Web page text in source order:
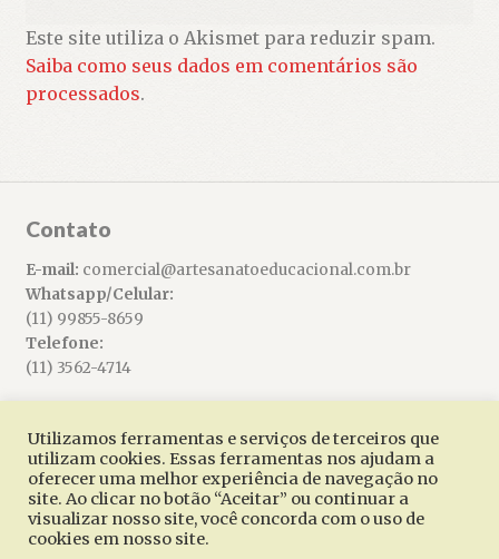
Este site utiliza o Akismet para reduzir spam.
Saiba como seus dados em comentários são
processados.
Contato
E-mail: comercial@artesanatoeducacional.com.br
Whatsapp/Celular:
(11) 99855-8659
Telefone:
(11) 3562-4714
© Artesanato Educacional 2026
Built with WooCommerce.
Utilizamos ferramentas e serviços de terceiros que
utilizam cookies. Essas ferramentas nos ajudam a
oferecer uma melhor experiência de navegação no
site. Ao clicar no botão “Aceitar” ou continuar a
visualizar nosso site, você concorda com o uso de
cookies em nosso site.